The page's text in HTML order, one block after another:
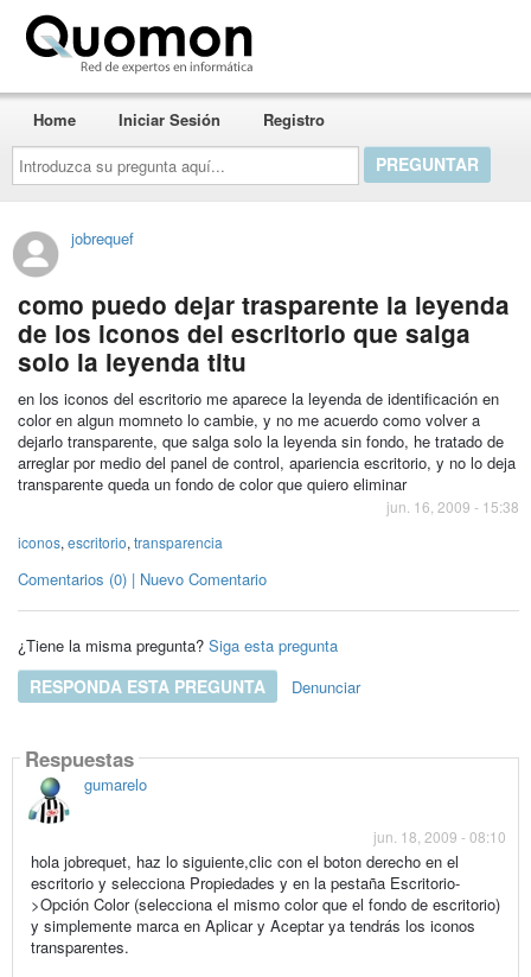
Introduzca
su
pregunta
aquí...
Home Iniciar Sesión Registro
jobrequef
como puedo dejar trasparente la leyenda
de los iconos del escritorio que salga
solo la leyenda titu
en los iconos del escritorio me aparece la leyenda de identificación en
color en algun momneto lo cambie, y no me acuerdo como volver a
dejarlo transparente, que salga solo la leyenda sin fondo, he tratado de
arreglar por medio del panel de control, apariencia escritorio, y no lo deja
transparente queda un fondo de color que quiero eliminar
jun. 16, 2009 - 15:38
iconos, escritorio, transparencia
Comentarios (0) | Nuevo Comentario
¿Tiene la misma pregunta? Siga esta pregunta
RESPONDA ESTA PREGUNTA Denunciar
Respuestas
gumarelo
jun. 18, 2009 - 08:10
hola jobrequet, haz lo siguiente,clic con el boton derecho en el
escritorio y selecciona Propiedades y en la pestaña Escritorio-
>Opción Color (selecciona el mismo color que el fondo de escritorio)
y simplemente marca en Aplicar y Aceptar ya tendrás los iconos
transparentes.